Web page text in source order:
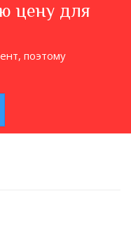
цену для
поэтому